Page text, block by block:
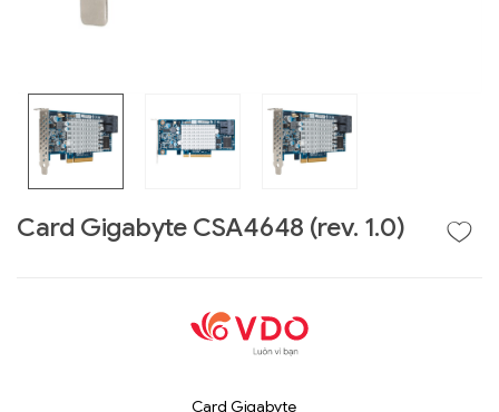
Card Gigabyte CSA4648 (rev. 1.0)
Card Gigabyte
G493-SB4 (rev.